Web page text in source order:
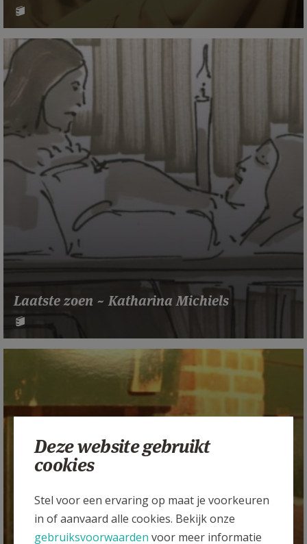
Laatste zoen ~ Katharina Michiels
Deze website gebruikt
cookies
Stel voor een ervaring op maat je voorkeuren
in of aanvaard alle cookies. Bekijk onze
gebruiksvoorwaarden voor meer informatie